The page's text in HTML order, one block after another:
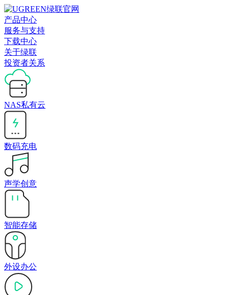
产品中心
服务与支持
下载中心
关于绿联
投资者关系
NAS私有云
数码充电
声学创意
智能存储
外设办公